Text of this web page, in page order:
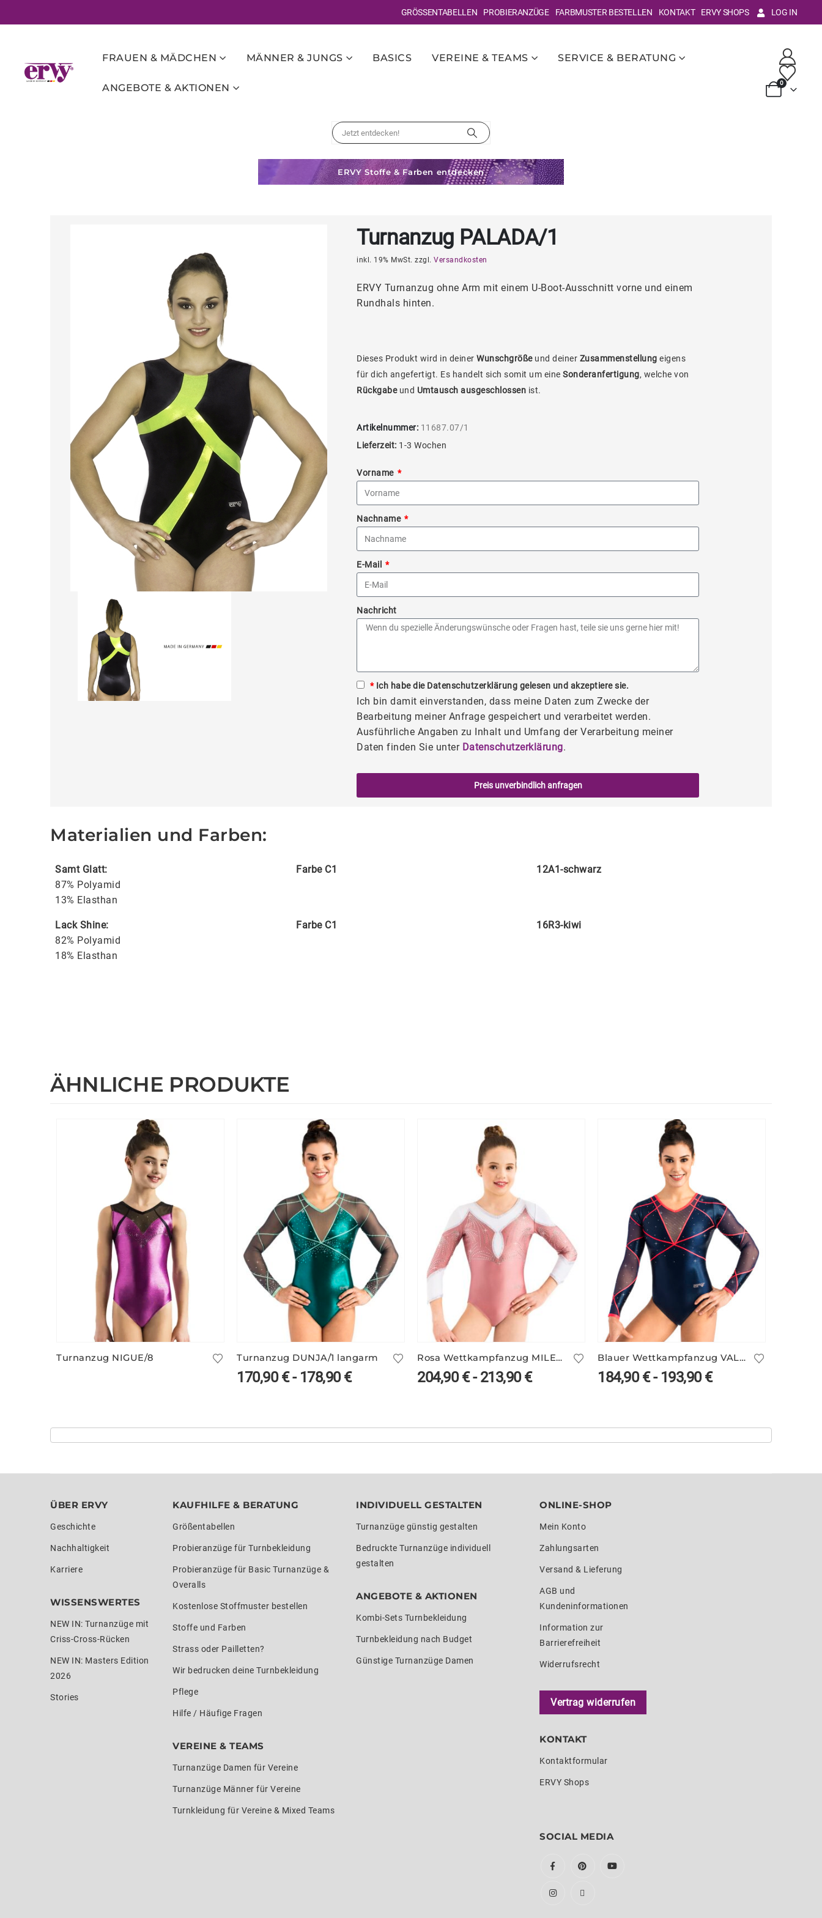
GRÖSSENTABELLEN PROBIERANZÜGE FARBMUSTER BESTELLEN KONTAKT ERVY SHOPS LOG IN
FRAUEN & MÄDCHEN MÄNNER & JUNGS BASICS VEREINE & TEAMS SERVICE & BERATUNG
ANGEBOTE & AKTIONEN 0
ERVY Stoffe & Farben entdecken
Turnanzug PALADA/1
inkl. 19% MwSt. zzgl. Versandkosten
ERVY Turnanzug ohne Arm mit einem U-Boot-Ausschnitt vorne und einem
Rundhals hinten.
Dieses Produkt wird in deiner Wunschgrößeund deiner Zusammenstellung eigens
für dich angefertigt. Es handelt sich somit um eine Sonderanfertigung, welche von
Rückgabeund Umtausch ausgeschlossen ist.
Artikelnummer: 11687.07/1
Lieferzeit: 1-3 Wochen
Vorname
Nachname
E-Mail
Nachricht
*Ich habe die Datenschutzerklärung gelesen und akzeptiere sie.
Ich bin damit einverstanden, dass meine Daten zum Zwecke der
Bearbeitung meiner Anfrage gespeichert und verarbeitet werden.
Ausführliche Angaben zu Inhalt und Umfang der Verarbeitung meiner
Daten finden Sie unter Datenschutzerklärung.
Preis unverbindlich anfragen
Materialien und Farben:
Samt Glatt:
87% Polyamid
13% Elasthan
Farbe C1 12A1-schwarz
Lack Shine:
82% Polyamid
18% Elasthan
Farbe C1 16R3-kiwi
ÄHNLICHE PRODUKTE
Turnanzug NIGUE/8 Turnanzug DUNJA/1 langarm
170,90€- 178,90€
Rosa Wettkampfanzug MILENA/2
204,90€-213,90€
Blauer Wettkampfanzug VALERIE/2 mit Neon
184,90€- 193,90€
ÜBER ERVY
Geschichte
Nachhaltigkeit
Karriere
WISSENSWERTES
NEW IN: Turnanzüge mit
Criss-Cross-Rücken
NEW IN: Masters Edition
2026
Stories
KAUFHILFE & BERATUNG
Größentabellen
Probieranzüge für Turnbekleidung
Probieranzüge für Basic Turnanzüge &
Overalls
Kostenlose Stoffmuster bestellen
Stoffe und Farben
Strass oder Pailletten?
Wir bedrucken deine Turnbekleidung
Pflege
Hilfe / Häufige Fragen
VEREINE & TEAMS
Turnanzüge Damen für Vereine
Turnanzüge Männer für Vereine
Turnkleidung für Vereine & Mixed Teams
INDIVIDUELL GESTALTEN
Turnanzüge günstig gestalten
Bedruckte Turnanzüge individuell
gestalten
ANGEBOTE & AKTIONEN
Kombi-Sets Turnbekleidung
Turnbekleidung nach Budget
Günstige Turnanzüge Damen
ONLINE-SHOP
Mein Konto
Zahlungsarten
Versand & Lieferung
AGB und
Kundeninformationen
Information zur
Barrierefreiheit
Widerrufsrecht
Vertrag widerrufen
KONTAKT
Kontaktformular
ERVY Shops
SOCIAL MEDIA